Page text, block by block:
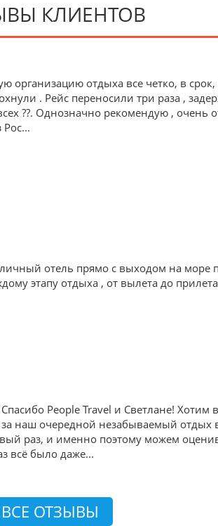
КЛИЕНТОВ
организацию отдыха все четко, в
. Рейс переносили три раза ,
??. Однозначно рекомендую , очень
Рос...
отель прямо с выходом на море
этапу отдыха , от вылета до
People Travel и Светлане! Хотим
наш очередной незабываемый отдых
раз, и именно поэтому можем
всё было даже...
ВСЕ ОТЗЫВЫ